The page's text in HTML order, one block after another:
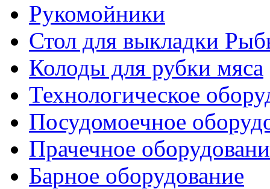
Рукомойники
Стол для выкладки
Колоды для рубки мяса
Технологическое
Посудомоечное
Прачечное
Барное оборудование